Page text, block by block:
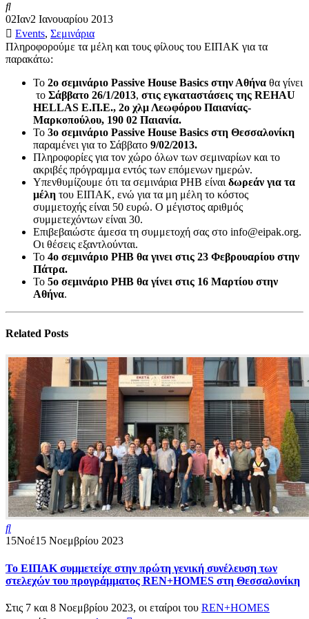
02Ιαν2 Ιανουαρίου 2013
Events, Σεμινάρια
Πληροφορούμε τα μέλη και τους φίλους του ΕΙΠΑΚ για τα
παρακάτω:
Το 2ο σεμινάριο Passive House Basics στην Αθήνα θα γίνει
το Σάββατο 26/1/2013, στις εγκαταστάσεις της REHAU
HELLAS Ε.Π.Ε., 2ο χλμ Λεωφόρου Παιανίας-
Μαρκοπούλου, 190 02 Παιανία.
To 3o σεμινάριο Passive House Basics στη Θεσσαλονίκη
παραμένει για το Σάββατο 9/02/2013.
Πληροφορίες για τον χώρο όλων των σεμιναρίων και το
ακριβές πρόγραμμα εντός των επόμενων ημερών.
Υπενθυμίζουμε ότι τα σεμινάρια ΡΗΒ είναι δωρεάν για τα
μέλη του ΕΙΠΑΚ, ενώ για τα μη μέλη το κόστος
συμμετοχής είναι 50 ευρώ. Ο μέγιστος αριθμός
συμμετεχόντων είναι 30.
Επιβεβαιώστε άμεσα τη συμμετοχή σας στο info@eipak.org.
Οι θέσεις εξαντλούνται.
Το 4ο σεμινάριο PHB θα γινει στις 23 Φεβρουαρίου στην
Πάτρα.
Το 5ο σεμινάριο PHB θα γίνει στις 16 Μαρτίου στην
Αθήνα.
Related Posts
15Νοέ15 Νοεμβρίου 2023
Το ΕΙΠΑΚ συμμετείχε στην πρώτη γενική συνέλευση των
στελεχών του προγράμματος REN+HOMES στη Θεσσαλονίκη
Στις 7 και 8 Νοεμβρίου 2023, οι εταίροι του REN+HOMES